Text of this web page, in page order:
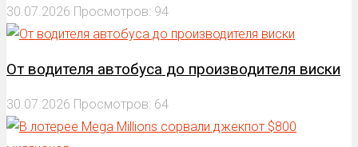
30.07.2026 Просмотров: 94
От водителя автобуса до производителя виски
30.07.2026 Просмотров: 64